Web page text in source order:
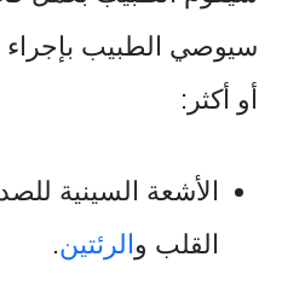
سيوصي الطبيب
أو أكثر:
الأشعة السينية
القلب والرئتين.